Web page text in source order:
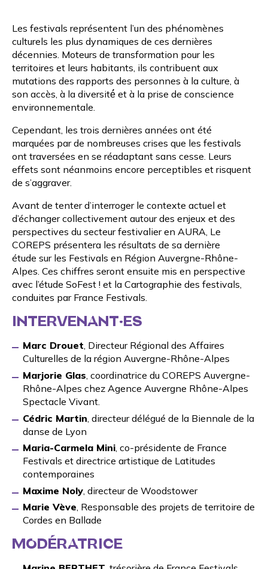
Les festivals représentent l’un des phénomènes
culturels les plus dynamiques de ces dernières
décennies. Moteurs de transformation pour les
territoires et leurs habitants, ils contribuent aux
mutations des rapports des personnes à la culture, à
son accès, à la diversité́ et à la prise de conscience
environnementale.
Cependant, les trois dernières années ont été
marquées par de nombreuses crises que les festivals
ont traversées en se réadaptant sans cesse. Leurs
effets sont néanmoins encore perceptibles et risquent
de s’aggraver.
Avant de tenter d’interroger le contexte actuel et
d’échanger collectivement autour des enjeux et des
perspectives du secteur festivalier en AURA, Le
COREPS présentera les résultats de sa dernière
étude sur les Festivals en Région Auvergne-Rhône-
Alpes. Ces chiffres seront ensuite mis en perspective
avec l’étude SoFest ! et la Cartographie des festivals,
conduites par France Festivals.
INTERVENANT·ES
Marc Drouet, Directeur Régional des Affaires
Culturelles de la région Auvergne-Rhône-Alpes
Marjorie Glas, coordinatrice duCOREPS Auvergne-
Rhône-Alpes chez Agence Auvergne Rhône-Alpes
Spectacle Vivant.
Cédric Martin , directeur délégué de la Biennale de la
danse de Lyon
Maria-Carmela Mini, co-présidente de France
Festivals et directrice artistique de Latitudes
contemporaines
Maxime Noly , directeur de Woodstower
Marie Vève, Responsable des projets de territoire de
Cordes en Ballade
MODÉRATRICE